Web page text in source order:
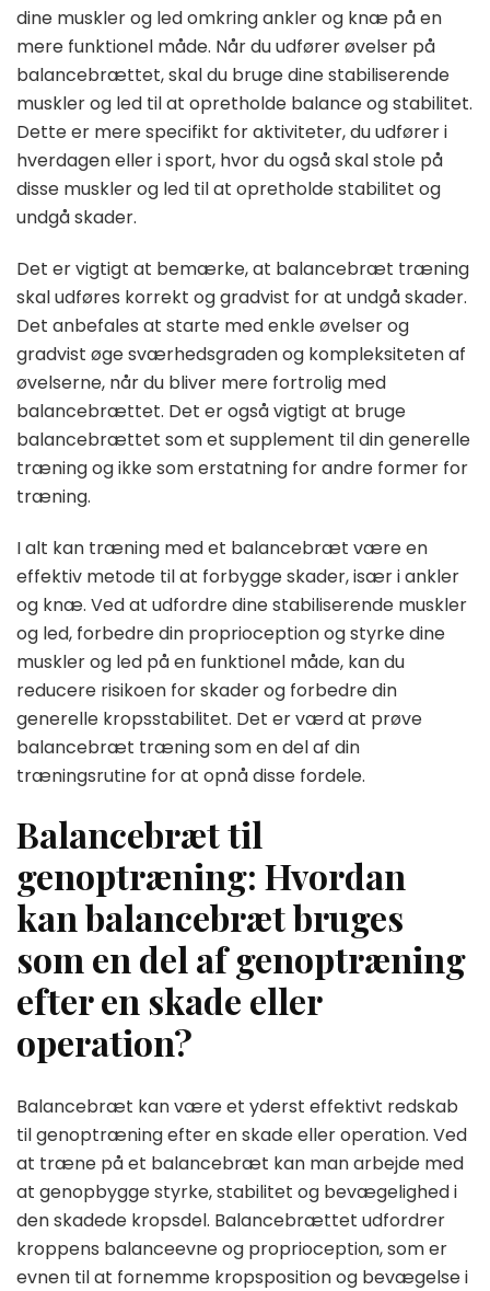
dine muskler og led omkring ankler og knæ på en
mere funktionel måde. Når du udfører øvelser på
balancebrættet, skal du bruge dine stabiliserende
muskler og led til at opretholde balance og stabilitet.
Dette er mere specifikt for aktiviteter, du udfører i
hverdagen eller i sport, hvor du også skal stole på
disse muskler og led til at opretholde stabilitet og
undgå skader.
Det er vigtigt at bemærke, at balancebræt træning
skal udføres korrekt og gradvist for at undgå skader.
Det anbefales at starte med enkle øvelser og
gradvist øge sværhedsgraden og kompleksiteten af ​​
øvelserne, når du bliver mere fortrolig med
balancebrættet. Det er også vigtigt at bruge
balancebrættet som et supplement til din generelle
træning og ikke som erstatning for andre former for
træning.
I alt kan træning med et balancebræt være en
effektiv metode til at forbygge skader, især i ankler
og knæ. Ved at udfordre dine stabiliserende muskler
og led, forbedre din proprioception og styrke dine
muskler og led på en funktionel måde, kan du
reducere risikoen for skader og forbedre din
generelle kropsstabilitet. Det er værd at prøve
balancebræt træning som en del af din
træningsrutine for at opnå disse fordele.
Balancebræt til
genoptræning: Hvordan
kan balancebræt bruges
som en del af genoptræning
efter en skade eller
operation?
Balancebræt kan være et yderst effektivt redskab
til genoptræning efter en skade eller operation. Ved
at træne på et balancebræt kan man arbejde med
at genopbygge styrke, stabilitet og bevægelighed i
den skadede kropsdel. Balancebrættet udfordrer
kroppens balanceevne og proprioception, som er
evnen til at fornemme kropsposition og bevægelse i